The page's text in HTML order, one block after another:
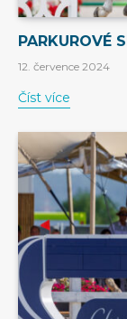
PARKUROVÉ
12. července 2024
Číst více